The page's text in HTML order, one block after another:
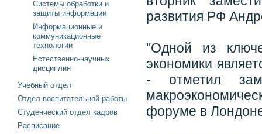
развития РФ
"Одной из
экономики
- отметил
форуме в
Системы обработки и
защиты информации
Информационные и
коммуникационные
технологии
Естественно-научных
дисциплин
Учебный отдел
Отдел воспитательной работы
Студенческий отдел кадров
Расписание